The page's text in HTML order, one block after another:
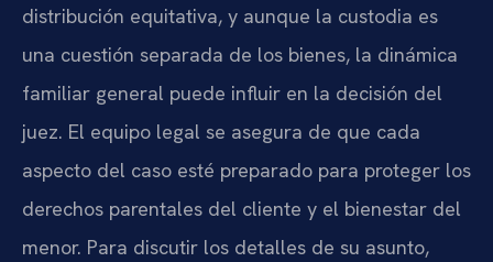
distribución equitativa, y aunque la custodia es
una cuestión separada de los bienes, la dinámica
familiar general puede influir en la decisión del
juez. El equipo legal se asegura de que cada
aspecto del caso esté preparado para proteger los
derechos parentales del cliente y el bienestar del
menor. Para discutir los detalles de su asunto,